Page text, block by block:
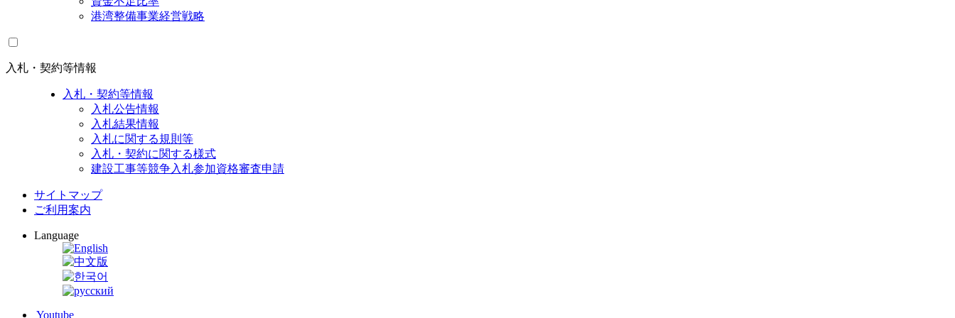
港湾整備事業経営戦略
入札・契約等情報
入札・契約等情報
入札公告情報
入札結果情報
入札に関する規則等
入札・契約に関する様式
建設工事等競争入札参加資格審査申請
サイトマップ
ご利用案内
Language
Youtube